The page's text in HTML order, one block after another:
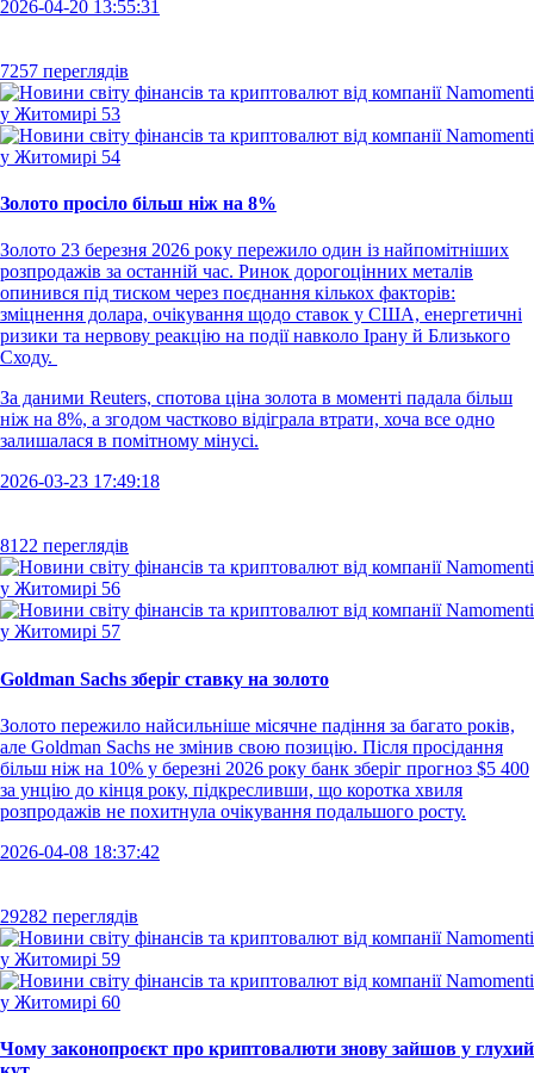
2026-04-20 13:55:31
7257 переглядів
Золото просіло більш ніж на 8%
Золото 23 березня 2026 року пережило один із найпомітніших
розпродажів за останній час. Ринок дорогоцінних металів
опинився під тиском через поєднання кількох факторів:
зміцнення долара, очікування щодо ставок у США, енергетичні
ризики та нервову реакцію на події навколо Ірану й Близького
Сходу.
За даними Reuters, спотова ціна золота в моменті падала більш
ніж на 8%, а згодом частково відіграла втрати, хоча все одно
залишалася в помітному мінусі.
2026-03-23 17:49:18
8122 переглядів
Goldman Sachs зберіг ставку на золото
Золото пережило найсильніше місячне падіння за багато років,
але Goldman Sachs не змінив свою позицію. Після просідання
більш ніж на 10% у березні 2026 року банк зберіг прогноз $5 400
за унцію до кінця року, підкресливши, що коротка хвиля
розпродажів не похитнула очікування подальшого росту.
2026-04-08 18:37:42
29282 переглядів
Чому законопроєкт про криптовалюти знову зайшов у глухий